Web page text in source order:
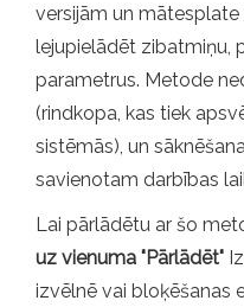
versijām un mātesplate
lejupielādēt zibatmiņu,
parametrus. Metode
(rindkopa, kas tiek
sistēmās), un
savienotam darbības
Lai pārlādētu ar šo
uz vienuma "Pārlādēt"
izvēlnē vai bloķēšanas